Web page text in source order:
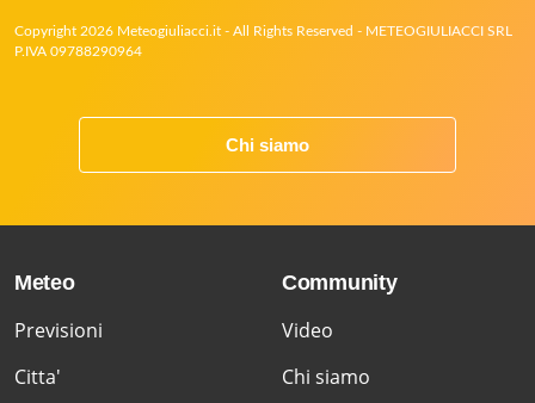
Copyright 2026 Meteogiuliacci.it - All Rights Reserved - METEOGIULIACCI SRL
P.IVA 09788290964
Chi siamo
Meteo
Previsioni
Citta'
Community
Video
Chi siamo